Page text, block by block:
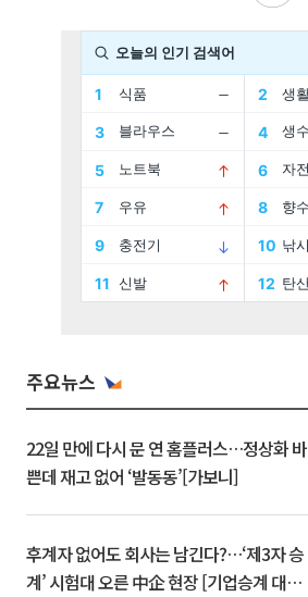
주요뉴스
22일 만에 다시 문 연 홈플러스…정상화 바
쁜데 재고 없어 ‘발동동’[가보니]
후계자 없어도 회사는 남긴다?…‘제3자 승
계’ 시험대 오른 中企 현장 [기업승계 대전